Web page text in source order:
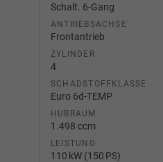
Schalt. 6-Gang
ANTRIEBSACHSE
Frontantrieb
ZYLINDER
4
SCHADSTOFFKLASSE
Euro 6d-TEMP
HUBRAUM
1.498 ccm
LEISTUNG
110 kW (150 PS)